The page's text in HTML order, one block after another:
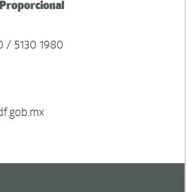
/ 5130 1980